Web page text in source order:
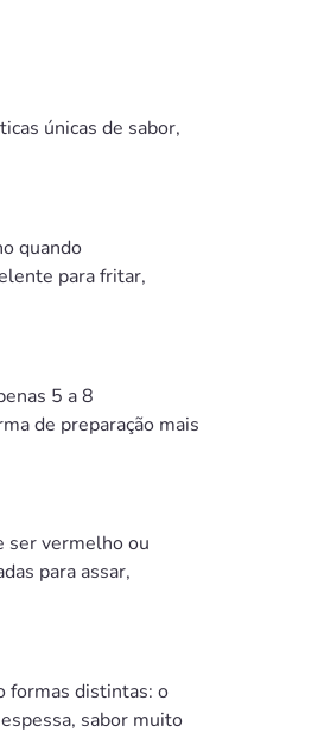
únicas de sabor,
quando
para fritar,
5 a 8
de preparação mais
ser vermelho ou
para assar,
formas distintas: o
sabor muito